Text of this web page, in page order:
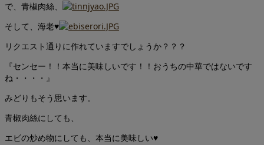
で、青椒肉絲、
そして、海老♥
リクエスト通りに作れていますでしょうか？？？
『センセー！！本当に美味しいです！！おうちの中華ではないです
ね・・・・』
みどりもそう思います。
青椒肉絲にしても、
エビの炒め物にしても、本当に美味しい♥